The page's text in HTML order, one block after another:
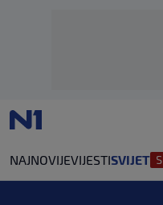
NAJNOVIJEVIJESTISVIJET